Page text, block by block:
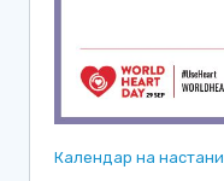
Календар на настани